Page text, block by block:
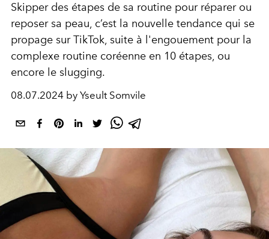
Skipper des étapes de sa routine pour réparer ou
reposer sa peau, c’est la nouvelle tendance qui se
propage sur TikTok, suite à l'engouement pour la
complexe routine coréenne en 10 étapes, ou
encore le slugging.
08.07.2024 by Yseult Somvile